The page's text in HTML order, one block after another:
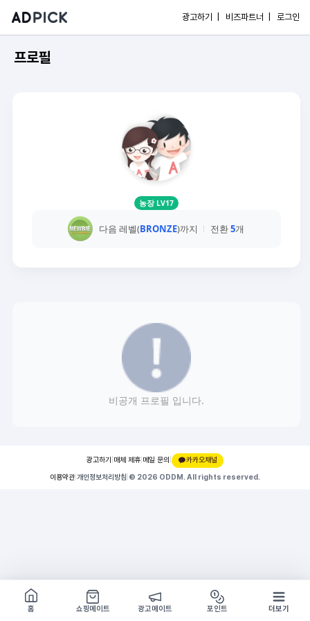
광고하기 | 비즈파트너 | 로그인
프로필
농장 LV17
다음 레벨(BRONZE)까지 전환5개
비공개 프로필 입니다.
광고하기 매체 제휴 메일 문의 |
카카오채널
이용약관 개인정보처리방침 © 2026 ODDM. All rights reserved.
쇼핑몰 구경하기
방문시 1G
홈
쇼핑메이트 광고메이트 포인트 더보기